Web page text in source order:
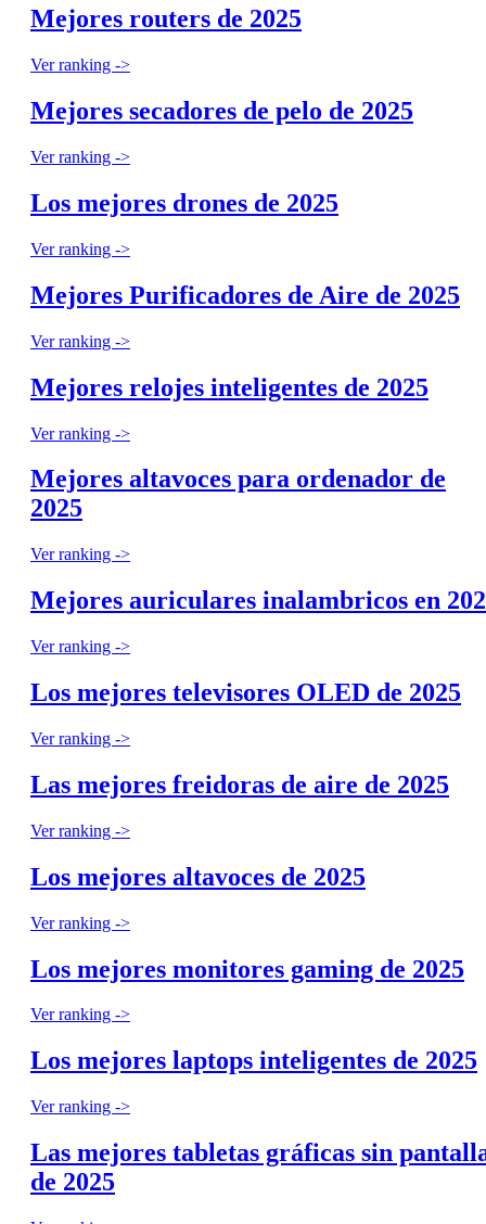
Mejores routers de 2025
Ver ranking ->
Mejores secadores de pelo de 2025
Ver ranking ->
Los mejores drones de 2025
Ver ranking ->
Mejores Purificadores de Aire de 2025
Ver ranking ->
Mejores relojes inteligentes de 2025
Ver ranking ->
Mejores altavoces para ordenador de
2025
Ver ranking ->
Mejores auriculares inalambricos en
Ver ranking ->
Los mejores televisores OLED de 2025
Ver ranking ->
Las mejores freidoras de aire de 2025
Ver ranking ->
Los mejores altavoces de 2025
Ver ranking ->
Los mejores monitores gaming de 2025
Ver ranking ->
Los mejores laptops inteligentes de 2025
Ver ranking ->
Las mejores tabletas gráficas sin
de 2025